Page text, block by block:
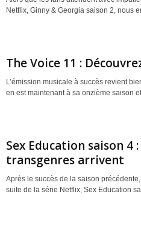
Netflix, Ginny & Georgia saison 2, nous
The Voice 11 :
L’émission musicale à succès revient
en est maintenant à sa onzième saison
Sex Education saison 4
transgenres arrivent
Après le succès de la saison
suite de la série Netflix, Sex Education